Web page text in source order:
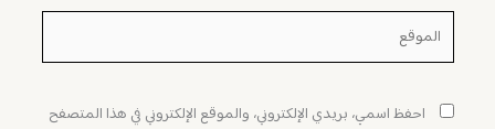
الموقع
احفظ اسمي، بريدي الإلكتروني، والموقع الإلكتروني في هذا المتصفح